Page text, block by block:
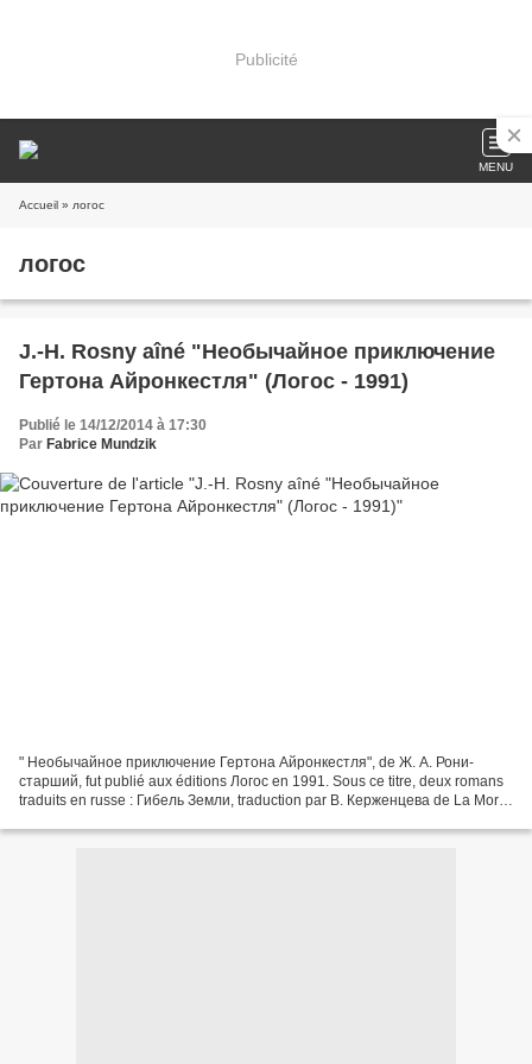
Publicité
MENU
Accueil » логос
логос
J.-H. Rosny aîné "Необычайное приключение
Гертона Айронкестля" (Логос - 1991)
Publié le 14/12/2014 à 17:30
Par Fabrice Mundzik
" Необычайное приключение Гертона Айронкестля", de Ж. А. Рони-
старший, fut publié aux éditions Логос en 1991. Sous ce titre, deux romans
traduits en russe : Гибель Земли, traduction par В. Керженцева de La Mort